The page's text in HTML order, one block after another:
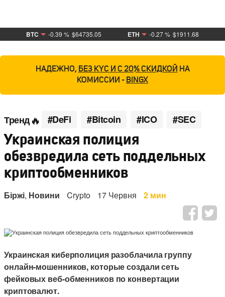
BTC -0.39 % $64735.05 ETH -0.27 % $1911.68
НАДЕЖНО, БЕЗ KYC И С 20% СКИДКОЙ НА
КОМИССИИ - BINGX
Тренд #DeFi #Bitcoin #ICO #SEC
Украинская полиция
обезвредила сеть поддельных
криптообменников
Біржі, Новини Crypto 17 Червня 2 мин
Украинская киберполиция разоблачила группу
онлайн-мошенников, которые создали сеть
фейковых веб-обменников по конвертации
криптовалют.